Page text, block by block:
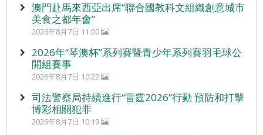
澳門赴馬來西亞出席“聯合國教科文組織創意城市
美食之都年會”
2026年8月7日 11:00
2026年“琴澳杯”系列賽暨青少年系列賽羽毛球公
開組賽事
2026年8月7日 10:22
司法警察局持續進行“雷霆2026”行動 預防和打擊
博彩相關犯罪
2026年8月7日 10:19